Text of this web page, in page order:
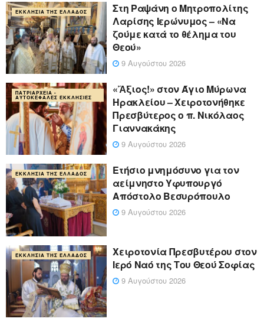
ΕΚΚΛΗΣΊΑ ΤΗΣ ΕΛΛΆΔΟΣ
Στη Ραψάνη ο Μητροπολίτης
Λαρίσης Ιερώνυμος – «Να
ζούμε κατά το θέλημα του
Θεού»
9 Αυγούστου 2026
ΠΑΤΡΙΑΡΧΕΊΑ -
ΑΥΤΟΚΈΦΑΛΕΣ ΕΚΚΛΗΣΊΕΣ
«Ἄξιος!» στον Άγιο Μύρωνα
Ηρακλείου – Χειροτονήθηκε
Πρεσβύτερος ο π. Νικόλαος
Γιαννακάκης
9 Αυγούστου 2026
ΕΚΚΛΗΣΊΑ ΤΗΣ ΕΛΛΆΔΟΣ
Ετήσιο μνημόσυνο για τον
αείμνηστο Υφυπουργό
Απόστολο Βεσυρόπουλο
9 Αυγούστου 2026
ΕΚΚΛΗΣΊΑ ΤΗΣ ΕΛΛΆΔΟΣ
Χειροτονία Πρεσβυτέρου στον
Ιερό Ναό της Του Θεού Σοφίας
9 Αυγούστου 2026